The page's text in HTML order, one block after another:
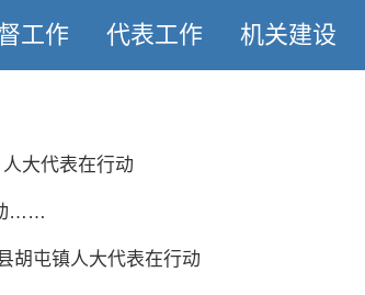
工作 代表工作 机关建设
人大代表在行动
……
胡屯镇人大代表在行动